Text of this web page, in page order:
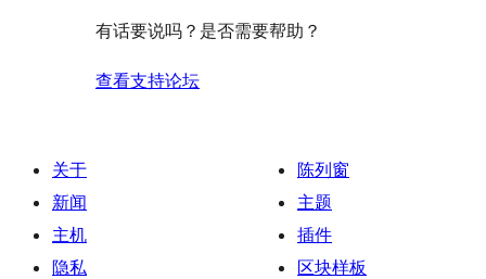
有话要说吗？是否需要帮助？
查看支持论坛
关于
新闻
主机
隐私
陈列窗
主题
插件
区块样板